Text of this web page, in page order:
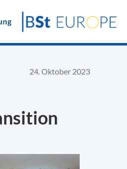
24. Oktober 2023